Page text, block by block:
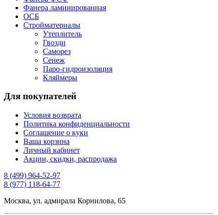
Фанера ламинированная
ОСБ
Стройматериалы
Утеплитель
Гвозди
Саморез
Сенеж
Паро-гидроизоляция
Кляймеры
Для покупателей
Условия возврата
Политика конфиденциальности
Соглашение о куки
Ваша корзина
Личный кабинет
Акции, скидки, распродажа
8 (499) 964-52-97
8 (977) 118-64-77
Москва, ул. адмирала Корнилова, 65